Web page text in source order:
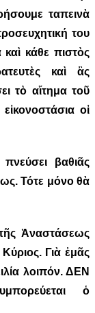
ταπεινὰ
του
κάθε πιστὸς
καὶ ἂς
τὸ αἴτημα τοῦ
οἱ
βαθιᾶς
Τότε μόνο θὰ
Ἀναστάσεως
Γιὰ ἐμᾶς
λοιπόν. ΔΕΝ
ὁ